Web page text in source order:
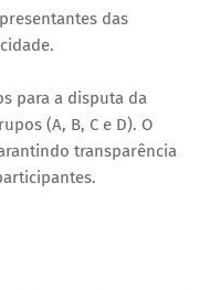
das
para a disputa da
(A, B, C e D). O
transparência